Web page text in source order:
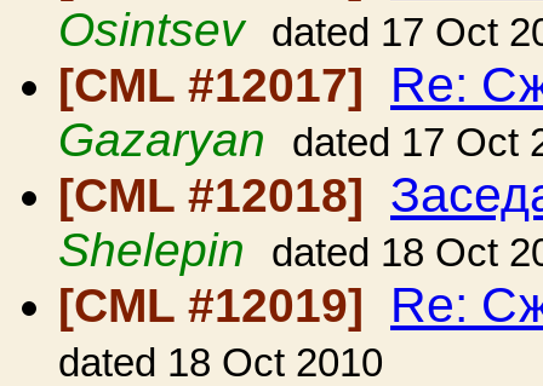
Osintsev dated 17 Oct
[CML #12017] Re:
Gazaryan dated 17 Oct
[CML #12018]
Shelepin dated 18 Oct
[CML #12019] Re:
dated 18 Oct 2010